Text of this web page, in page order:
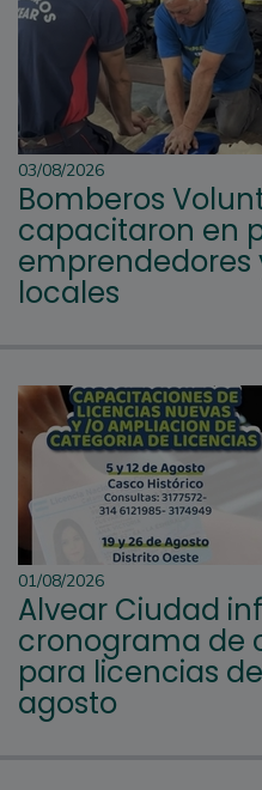
03/08/2026
Bomberos
capacitaron en
emprendedores
locales
01/08/2026
Alvear Ciudad
cronograma de
para licencias
agosto